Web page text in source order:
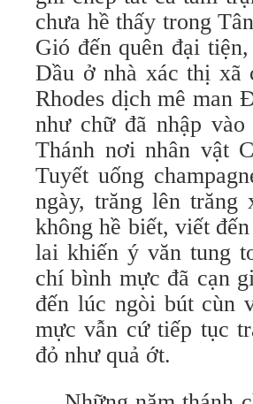
chưa hề thấy trong
Gió đến quên đại
Dầu ở nhà xác thị xã
Rhodes dịch mê man
như chữ đã nhập
Thánh nơi nhân vật
Tuyết uống
ngày, trăng lên trăng
không hề biết, viết
lai khiến ý văn tung
chí bình mực đã cạn
đến lúc ngòi bút cùn
mực vẫn cứ tiếp tục
đỏ như quả ớt.